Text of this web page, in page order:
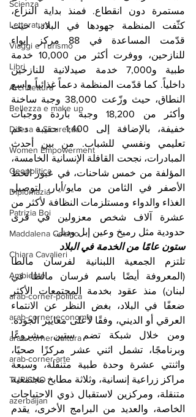
Scienza
Letteratura
Viaggi e Turismo
Libri
Architettura
Bellezza e make up
Difesa e Sicurezza
Women Empowerment
Geopolitica
Diplomazia
Patrizia Boi
Maddalena Celano
Chiara Cavalieri
Ambiente
arab-corner-politica
arab-corner-economia
arab-corner-cultura
arab-corner-arte
TURISMO
azerbaijan
كثّفت المنظمة جهودها في البلاد، حيث
قدّمت المساعدة في 88 مركز إيواء
طبية و7,000 خدمة صيدلانية للنازحين
داخلياً. كما قدّمت المنظمة دعماً غذائياً واسع
وأكثر من 18,200 وجبة باردة ووجبات
خفيفة، بالإضافة إلى 1,400 حقيبة دعم
المؤلفة من خمس شاحنات، في عبور الخط
الأصفر في الثامن من مايو/أيار، لتوصيل
عشرة آلاف شخص معزولين في قرى
حدودية مثل رميخ وعين إبل ودبل.
ستون عامًا من الخدمة في البلاد
(المعروفة أيضًا باسم فرسان مالطا في
العرقي أو الديني، وفقًا لأعلى معايير الجودة.
ومن خلال شبكة تضم ستين مشروعًا
واثنتي عشرة وحدة طبية متنقلة، وسبعة
مراكز زراعية إنسانية، وثلاثة مطابخ مجتمعية